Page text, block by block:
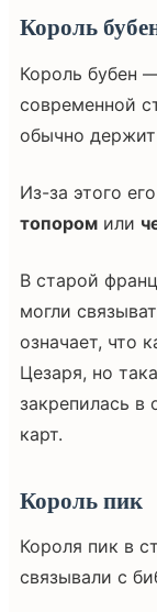
Король
Король бубен
современной
обычно
Из-за этого
топором или
В старой
могли
означает, что
Цезаря, но
закрепилась в
карт.
Король пик
Короля пик в
связывали с